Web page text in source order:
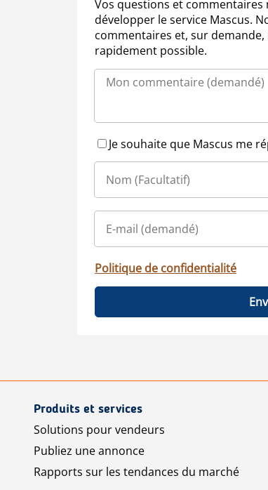
Vos questions et
développer le service Mascus.
commentaires et, sur
rapidement possible.
Je souhaite que Mascus me
Politique de confidentialité
Produits et services
Solutions pour vendeurs
Publiez une annonce
Rapports sur les tendances du marché